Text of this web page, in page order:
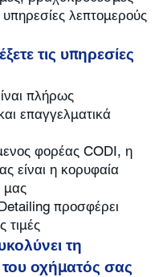
λεπτομερούς
τις υπηρεσίες
πλήρως
επαγγελματικά
φορέας CODI, η
είναι η κορυφαία
μας
προσφέρει
τιμές
τη
του οχήματός σας